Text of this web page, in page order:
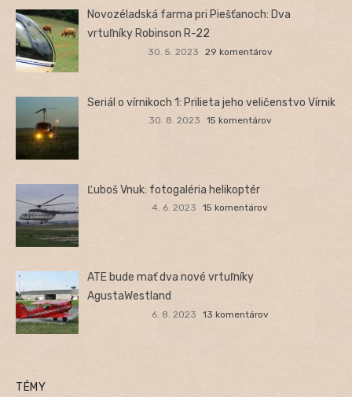
Novozéladská farma pri Piešťanoch: Dva
vrtuľníky Robinson R-22
30. 5. 2023 29 komentárov
Seriál o vírnikoch 1: Prilieta jeho veličenstvo Vírnik
30. 8. 2023 15 komentárov
Ľuboš Vnuk: fotogaléria helikoptér
4. 6. 2023 15 komentárov
ATE bude mať dva nové vrtuľníky
AgustaWestland
6. 8. 2023 13 komentárov
TÉMY